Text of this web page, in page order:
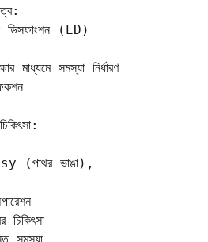
ডিসফাংশন (ED)
মাধ্যমে সমস্যা নির্ধারণ
ভাঙা),
চিকিৎসা
সমস্যা